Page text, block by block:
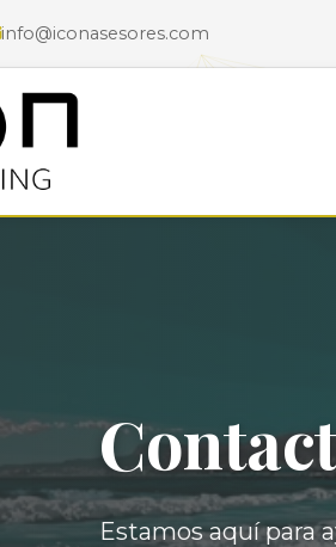
info@iconasesores.com
Estamos aquí para